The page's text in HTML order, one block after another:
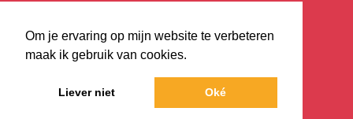
Om je ervaring op mijn website te verbeteren
maak ik gebruik van cookies.
Liever niet Oké
Patricia de Ryck
Patricia de Ryck
Vlaams kijken